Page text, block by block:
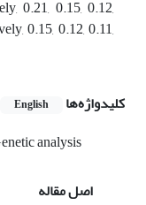
0.21, 0.15, 0.12,
0.15, 0.12, 0.11,
کلیدواژه‌ها
English
analysis
اصل مقاله